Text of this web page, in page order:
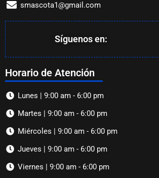
smascota1@gmail.com
Síguenos en:
Horario de Atención
Lunes | 9:00 am - 6:00 pm
Martes | 9:00 am - 6:00 pm
Miércoles | 9:00 am - 6:00 pm
Jueves | 9:00 am - 6:00 pm
Viernes | 9:00 am - 6:00 pm